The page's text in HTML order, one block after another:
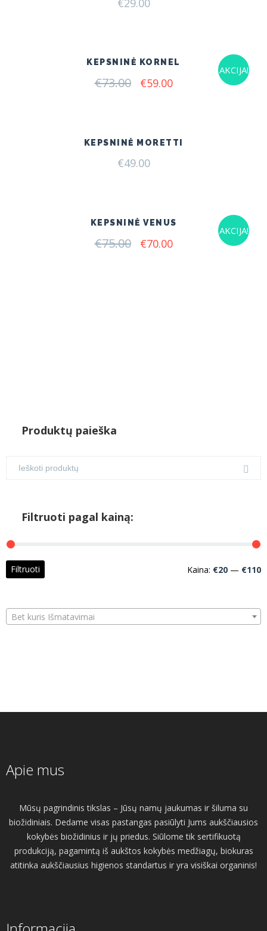
AKCIJA!
KEPSNINĖ KORNEL
€73.00 Original
€59.00Current
KEPSNINĖ MORETTI
€49.00
AKCIJA!
KEPSNINĖ VENUS
€75.00 Original
€70.00Current
Produktų paieška
Filtruoti pagal kainą:
Filtruoti Kaina: €20 — €110
Bet kuris Išmatavimai
Apie mus
Mūsų pagrindinis tikslas – Jūsų namų jaukumas ir šiluma su
biožidiniais. Dedame visas pastangas pasiūlyti Jums aukščiausios
kokybės biožidinius ir jų priedus. Siūlome tik sertifikuotą
produkciją, pagamintą iš aukštos kokybės medžiagų, biokuras
atitinka aukščiausius higienos standartus ir yra visiškai organinis!